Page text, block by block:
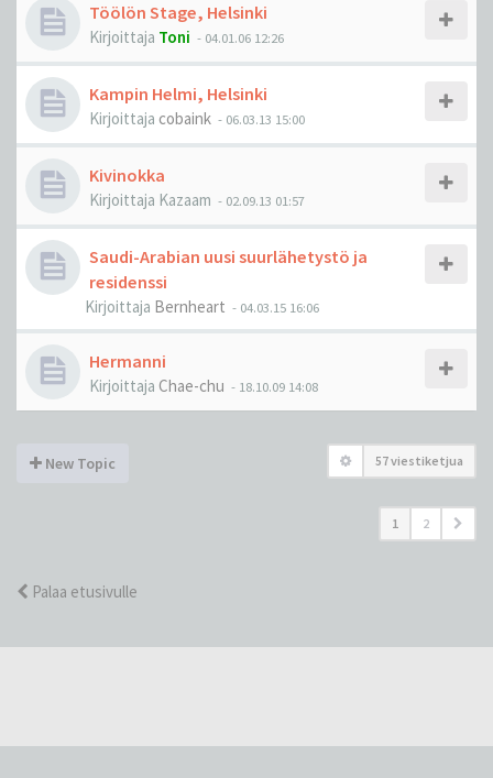
Töölön Stage, Helsinki
Kirjoittaja Toni - 04.01.06 12:26
Kampin Helmi, Helsinki
Kirjoittaja cobaink - 06.03.13 15:00
Kivinokka
Kirjoittaja Kazaam - 02.09.13 01:57
Saudi-Arabian uusi suurlähetystö ja
residenssi
Kirjoittaja Bernheart - 04.03.15 16:06
Hermanni
Kirjoittaja Chae-chu - 18.10.09 14:08
New Topic 57 viestiketjua
1 2
Palaa etusivulle